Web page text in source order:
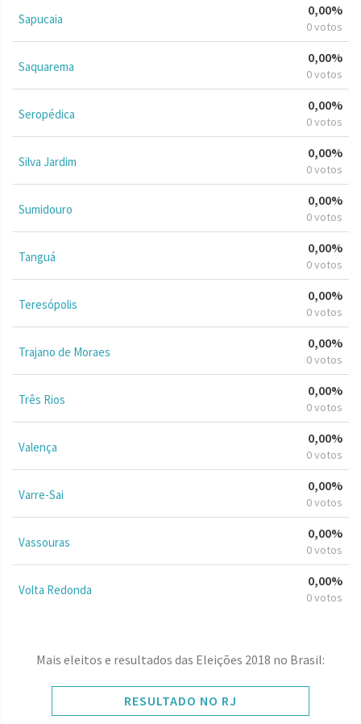
Sapucaia
0,00%
0 votos
Saquarema
0,00%
0 votos
Seropédica
0,00%
0 votos
Silva Jardim
0,00%
0 votos
Sumidouro
0,00%
0 votos
Tanguá
0,00%
0 votos
Teresópolis
0,00%
0 votos
Trajano de Moraes
0,00%
0 votos
Três Rios
0,00%
0 votos
Valença
0,00%
0 votos
Varre-Sai
0,00%
0 votos
Vassouras
0,00%
0 votos
Volta Redonda
0,00%
0 votos
Mais eleitos e resultados das Eleições 2018 no Brasil:
RESULTADO NO RJ